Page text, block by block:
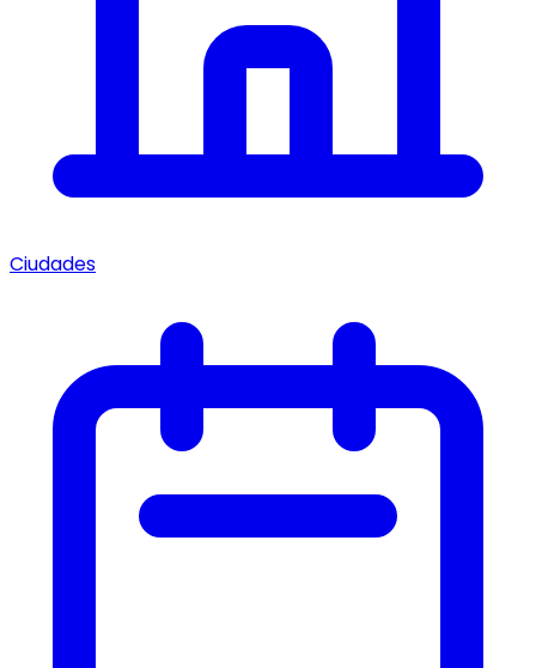
Ciudades